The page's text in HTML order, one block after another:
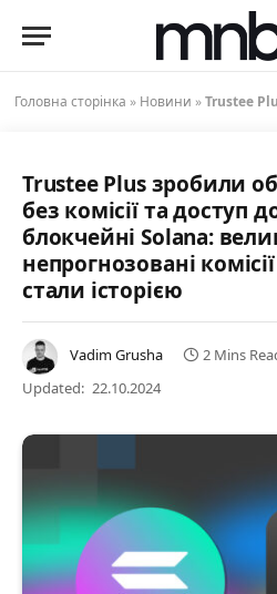
Головна сторінка » Новини »Trustee Plus зробили обмін USDT на USDC
Trustee Plus зробили
без комісії та доступ
блокчейні Solana:
непрогнозовані
стали історією
Vadim Grusha 2 Mins
Updated: 22.10.2024